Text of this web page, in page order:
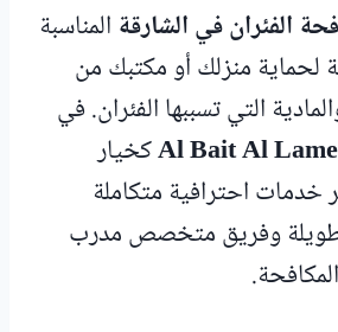
الفئران في الشارقة المناسبة
منزلك أو مكتبك من
التي تسببها الفئران. في
Al Bait Alكخيار
احترافية متكاملة
طويلة وفريق متخصص مدرب